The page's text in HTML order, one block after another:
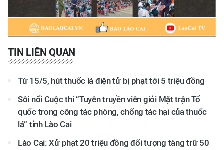
TIN LIÊN QUAN
Từ 15/5, hút thuốc lá điện tử bị phạt tới 5 triệu đồng
Sôi nổi Cuộc thi “Tuyên truyền viên giỏi Mặt trận Tổ
quốc trong công tác phòng, chống tác hại của thuốc
lá” tỉnh Lào Cai
Lào Cai: Xử phạt 20 triệu đồng đối tượng tàng trữ 50